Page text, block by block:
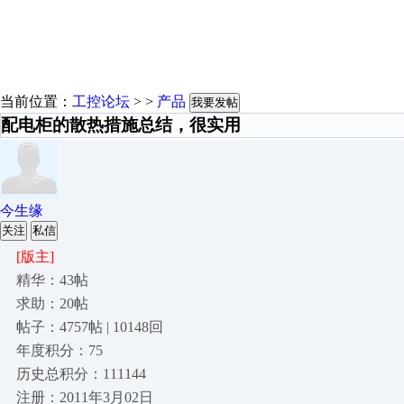
当前位置： 工控论坛 > > 产品 我要发帖
配电柜的散热措施总结，很实用
今生缘
关注 私信
[版主]
精华：43帖
求助：20帖
帖子：4757帖 | 10148回
年度积分：75
历史总积分：111144
注册：2011年3月02日